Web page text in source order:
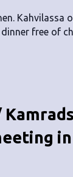
Kahvilassa
free of